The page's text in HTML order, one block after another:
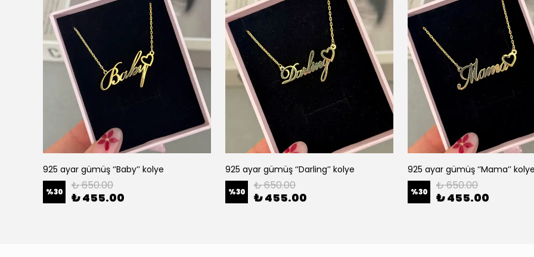
925 ayar gümüş ‘’Baby’’ kolye
%30 ₺ 650.00
₺ 455.00
925 ayar gümüş ‘’Darling’’ kolye
%30 ₺ 650.00
₺ 455.00
925 ayar gümüş ‘’Mama’’ kolye
%30 ₺ 650.00
₺ 455.00